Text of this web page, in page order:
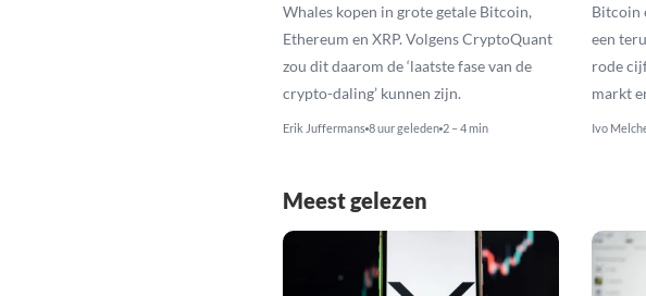
Whales kopen in grote getale Bitcoin,
Ethereum en XRP. Volgens CryptoQuant
zou dit daarom de ‘laatste fase van de
crypto-daling’ kunnen zijn.
Erik Juffermans 8 uur geleden 2 – 4 min
Bitcoin
een
rode
markt
Ivo
Meest gelezen